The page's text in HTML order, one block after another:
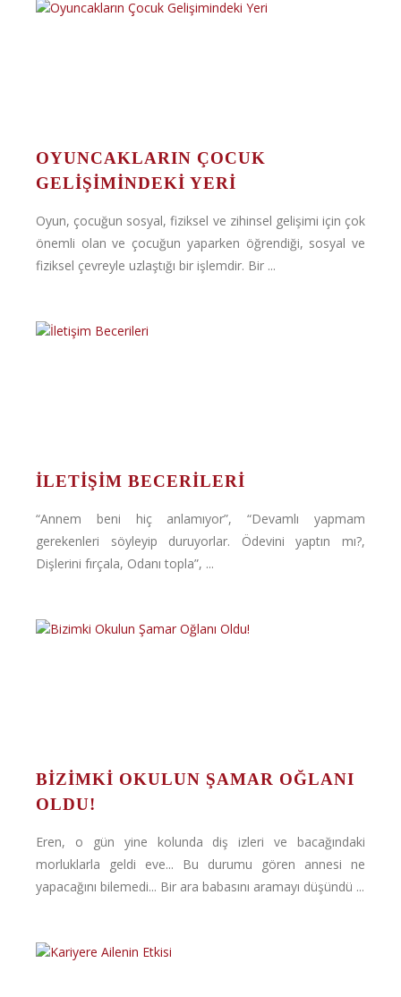
OYUNCAKLARIN ÇOCUK
GELIŞIMINDEKI YERI
Oyun, çocuğun sosyal, fiziksel ve zihinsel gelişimi için çok
önemli olan ve çocuğun yaparken öğrendiği, sosyal ve
fiziksel çevreyle uzlaştığı bir işlemdir. Bir ...
İLETIŞIM BECERILERI
“Annem beni hiç anlamıyor”, “Devamlı yapmam
gerekenleri söyleyip duruyorlar. Ödevini yaptın mı?,
Dişlerini fırçala, Odanı topla”, ...
BIZIMKI OKULUN ŞAMAR OĞLANI
OLDU!
Eren, o gün yine kolunda diş izleri ve bacağındaki
morluklarla geldi eve... Bu durumu gören annesi ne
yapacağını bilemedi... Bir ara babasını aramayı düşündü ...